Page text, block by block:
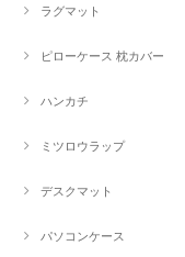
ラグマット
ピローケース 枕カバー
ハンカチ
ミツロウラップ
デスクマット
パソコンケース